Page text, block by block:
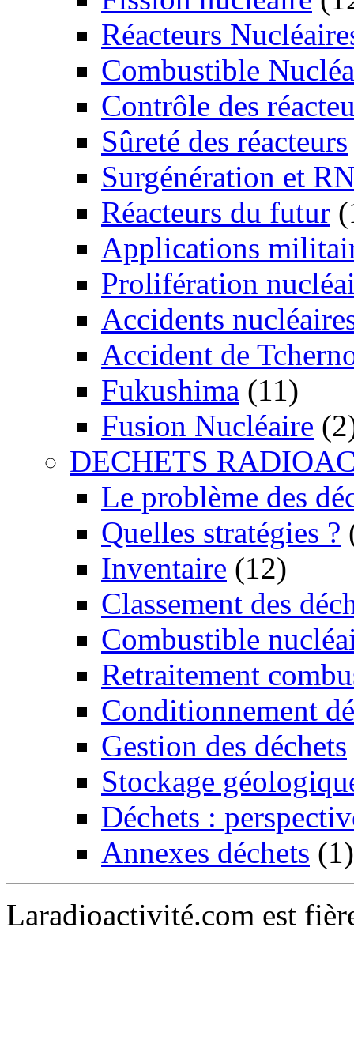
Réacteurs
Combustible
Contrôle des
Sûreté des réacteurs
Surgénération et
Réacteurs du futur
Applications
Prolifération
Accidents
Accident de
Fukushima (11)
Fusion Nucléaire
DECHETS
Le problème des
Quelles stratégies ?
Inventaire (12)
Classement des
Combustible
Retraitement
Conditionnement
Gestion des déchets
Stockage
Déchets :
Annexes déchets (1)
Laradioactivité.com est